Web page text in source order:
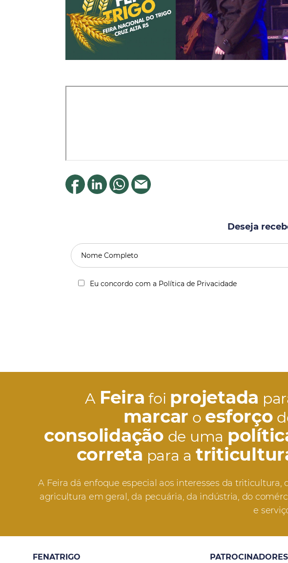
Deseja
Eu concordo com a Política de Privacidade
A Feira foi projetada
marcar o esforço
consolidação de uma
correta para a
A Feira dá enfoque especial aos interesses da triticultura,
agricultura em geral, da pecuária, da indústria, do
e
FENATRIGO PATROCINADORES